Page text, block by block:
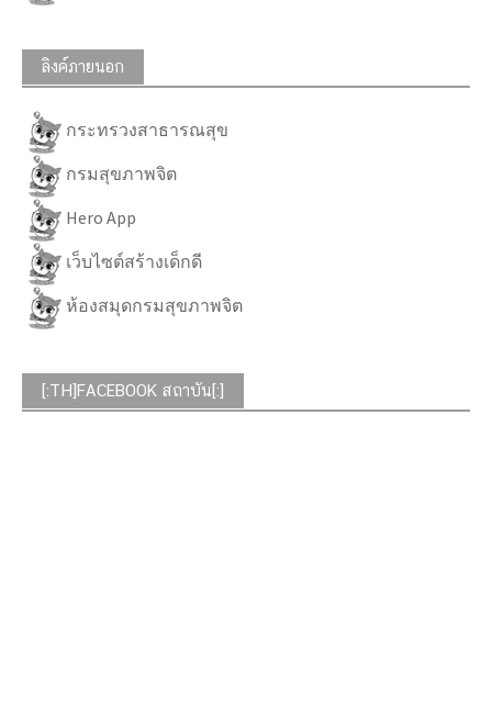
ลิงค์ภายนอก
กระทรวงสาธารณสุข
กรมสุขภาพจิต
Hero App
เว็บไซต์สร้างเด็กดี
ห้องสมุดกรมสุขภาพจิต
[:TH]FACEBOOK สถาบัน[:]